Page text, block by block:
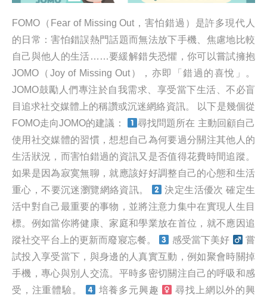
FOMO（Fear of Missing Out，害怕錯過）是許多現代人
的日常：害怕錯誤熱門話題而無法放下手機、焦慮地比較
自己與他人的生活……要緩解錯失恐懼，你可以嘗試擁抱
JOMO（Joy of Missing Out），亦即「錯過的喜悅」。
JOMO鼓勵人們專注於自我需求、享受當下生活、不必盲
目追求社交媒體上的稱讚或沉迷網絡資訊。 以下是幾個從
FOMO走向JOMO的建議：
尋找問題所在 主動回顧自己
使用社交媒體的習慣，想想自己為何要過分關注其他人的
生活狀況，而害怕錯過的資訊又是否值得花費時間追蹤。
如果是因為寂寞無聊，就應該好好調整自己的心態和生活
重心，不要沉迷瀏覽網絡資訊。
決定生活優次 確定生
活中對自己最重要的事物，並將注意力集中在實現人生目
標。例如當你將健康、家庭和學業放在首位，就不應因追
蹤社交平台上的更新而廢寢忘餐。
感受當下美好 ‍
嘗
試投入享受當下，與身邊的人真實互動，例如聚會時關掉
手機，專心與別人交流。平時多密切關注自己的呼吸和感
受，注重體驗。
培養多元興趣 ‍
尋找上網以外的興